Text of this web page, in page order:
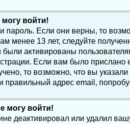
могу войти!
пароль. Если они верны, то
менее 13 лет, следуйте
активированы
Если вам было
то возможно, что вы
адрес email,
могу войти!
деактивировал или удалил